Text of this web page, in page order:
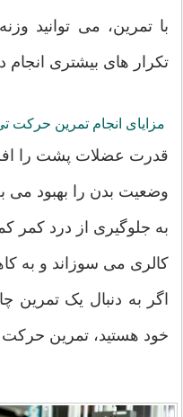
با تمرین، می توانید
تکرار های بیشتری انجام
مزایای انجام تمرین حرکت
قدرت عضلات پشت را
وضعیت بدن را بهبود می
به جلوگیری از درد کمر
کالری می سوزاند و به
اگر به دنبال یک تمرین
خود هستید، تمرین